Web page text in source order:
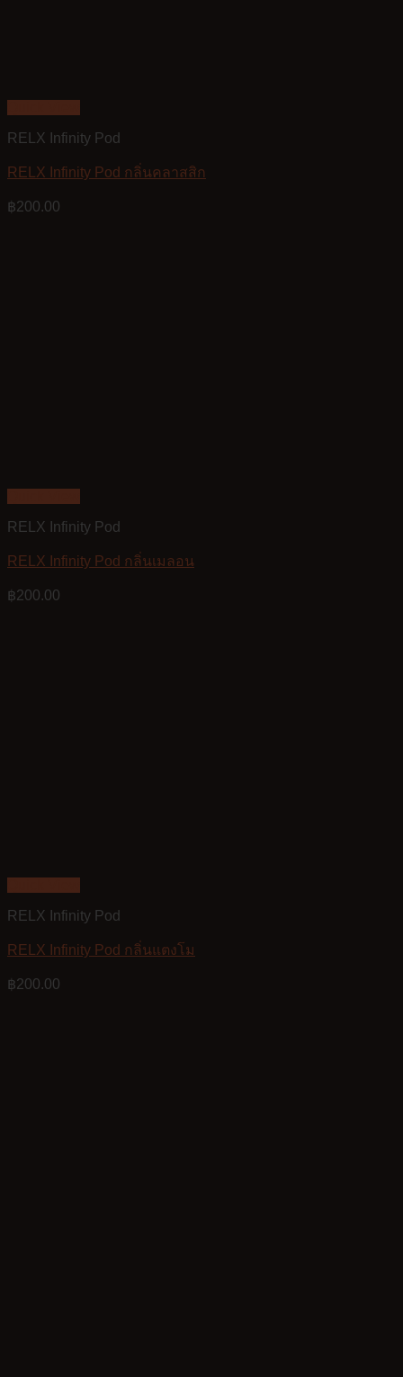
RELX Infinity Pod
RELX Infinity Pod กลิ่นคลาสสิก
฿200.00
RELX Infinity Pod
RELX Infinity Pod กลิ่นเมลอน
฿200.00
RELX Infinity Pod
RELX Infinity Pod กลิ่นแตงโม
฿200.00